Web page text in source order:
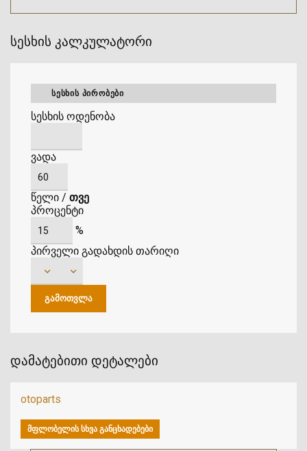
სესხის კალკულატორი
ᲡᲔᲡᲮᲘᲡ ᲞᲘᲠᲝᲑᲔᲑᲘ
სესხის ოდენობა
ვადა
წელი / თვე
პროცენტი
%
პირველი გადახდის თარიღი
დამატებითი დეტალები
otoparts
ᲛᲤᲚᲝᲑᲔᲚᲘᲡ ᲡᲮᲕᲐ ᲒᲐᲜᲪᲮᲐᲓᲔᲑᲔᲑᲘ